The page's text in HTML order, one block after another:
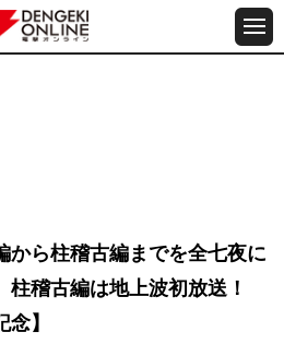
から柱稽古編までを全七夜に
稽古編は地上波初放送！
】